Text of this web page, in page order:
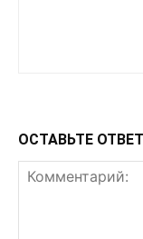
ОСТАВЬТЕ ОТВЕТ